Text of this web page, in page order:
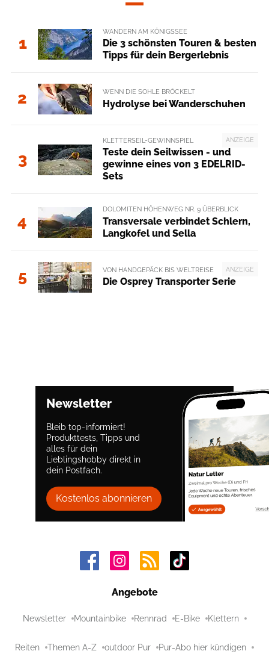
1
WANDERN AM KÖNIGSSEE
Die 3 schönsten Touren & besten
Tipps für dein Bergerlebnis
2 WENN DIE SOHLE BRÖCKELT
Hydrolyse bei Wanderschuhen
3
ANZEIGE
KLETTERSEIL-GEWINNSPIEL
Teste dein Seilwissen - und
gewinne eines von 3 EDELRID-
Sets
4
DOLOMITEN HÖHENWEG NR. 9 ÜBERBLICK
Transversale verbindet Schlern,
Langkofel und Sella
5 ANZEIGE
VON HANDGEPÄCK BIS WELTREISE
Die Osprey Transporter Serie
Newsletter
Bleib top-informiert!
Produkttests, Tipps und
alles für dein
Lieblingshobby direkt in
dein Postfach.
Kostenlos abonnieren
Angebote
Newsletter Mountainbike Rennrad E-Bike Klettern
Reiten Themen A-Z outdoor Pur Pur-Abo hier kündigen